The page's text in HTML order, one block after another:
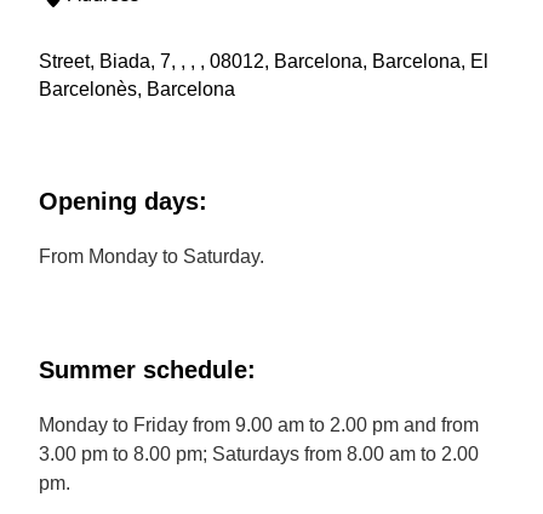
Street, Biada, 7, , , , 08012, Barcelona, Barcelona, El
Barcelonès, Barcelona
Opening days:
From Monday to Saturday.
Summer schedule:
Monday to Friday from 9.00 am to 2.00 pm and from
3.00 pm to 8.00 pm; Saturdays from 8.00 am to 2.00
pm.